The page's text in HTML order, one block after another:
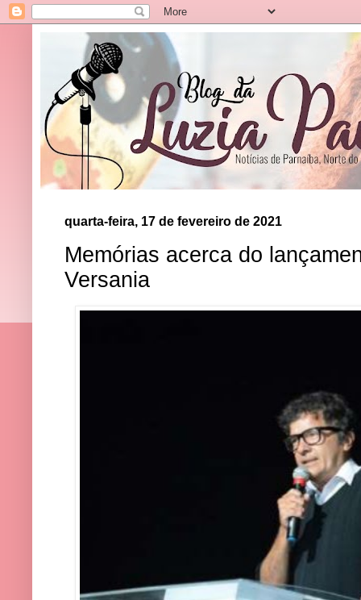
quarta-feira, 17 de fevereiro de 2021
Memórias acerca do
Versania